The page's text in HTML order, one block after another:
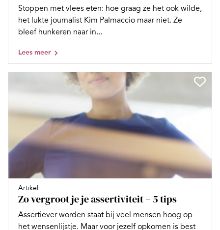
Stoppen met vlees eten: hoe graag ze het ook wilde,
het lukte journalist Kim Palmaccio maar niet. Ze
bleef hunkeren naar in...
Lees meer
Artikel
Zo vergroot je je assertiviteit – 5 tips
Assertiever worden staat bij veel mensen hoog op
het wensenlijstje. Maar voor jezelf opkomen is best